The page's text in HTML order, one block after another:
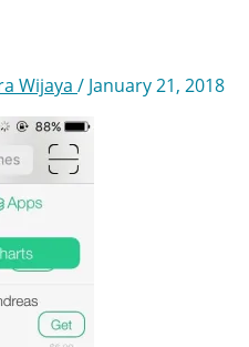
Wijaya / January 21, 2018